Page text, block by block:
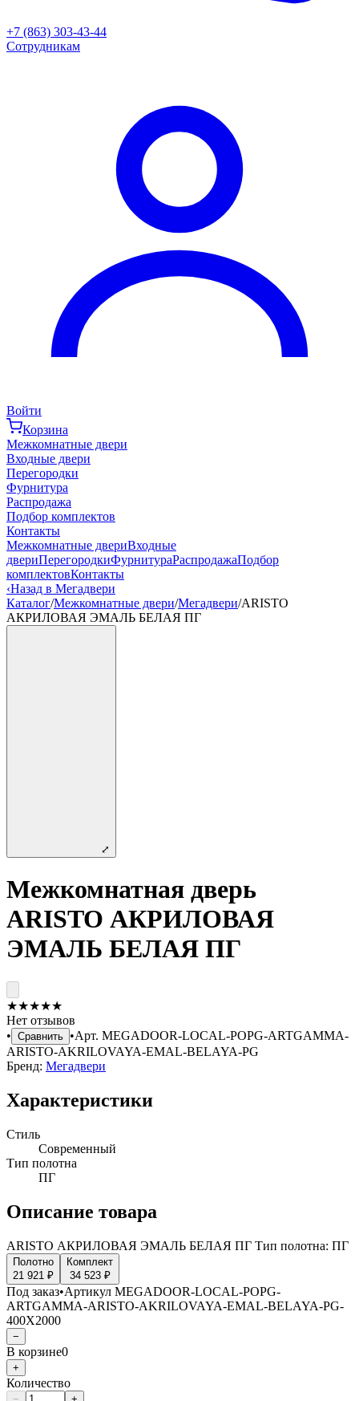
+7 (863) 303-43-44
Сотрудникам
Войти
Корзина
Межкомнатные двери
Входные двери
Перегородки
Фурнитура
Распродажа
Подбор комплектов
Контакты
Межкомнатные двериВходные
двериПерегородкиФурнитураРаспродажаПодбор
комплектовКонтакты
‹Назад в Мегадвери
Каталог/Межкомнатные двери/Мегадвери/ARISTO
АКРИЛОВАЯ ЭМАЛЬ БЕЛАЯ ПГ
⤢
Межкомнатная дверь
ARISTO АКРИЛОВАЯ
ЭМАЛЬ БЕЛАЯ ПГ
★★★★★
Нет отзывов
• Сравнить •Арт. MEGADOOR-LOCAL-POPG-ARTGAMMA-
ARISTO-AKRILOVAYA-EMAL-BELAYA-PG
Бренд: Мегадвери
Характеристики
Стиль
Современный
Тип полотна
ПГ
Описание товара
ARISTO АКРИЛОВАЯ ЭМАЛЬ БЕЛАЯ ПГ Тип полотна: ПГ
Полотно
21 921 ₽
Комплект
34 523 ₽
Под заказ•Артикул MEGADOOR-LOCAL-POPG-
ARTGAMMA-ARISTO-AKRILOVAYA-EMAL-BELAYA-PG-
400X2000
−
В корзине0
+
Количество
− +